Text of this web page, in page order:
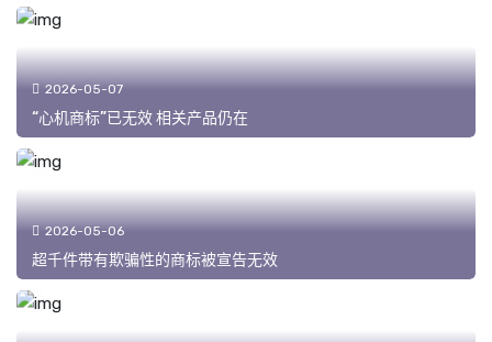
2026-05-07
“心机商标”已无效 相关产品仍在
2026-05-06
超千件带有欺骗性的商标被宣告无效